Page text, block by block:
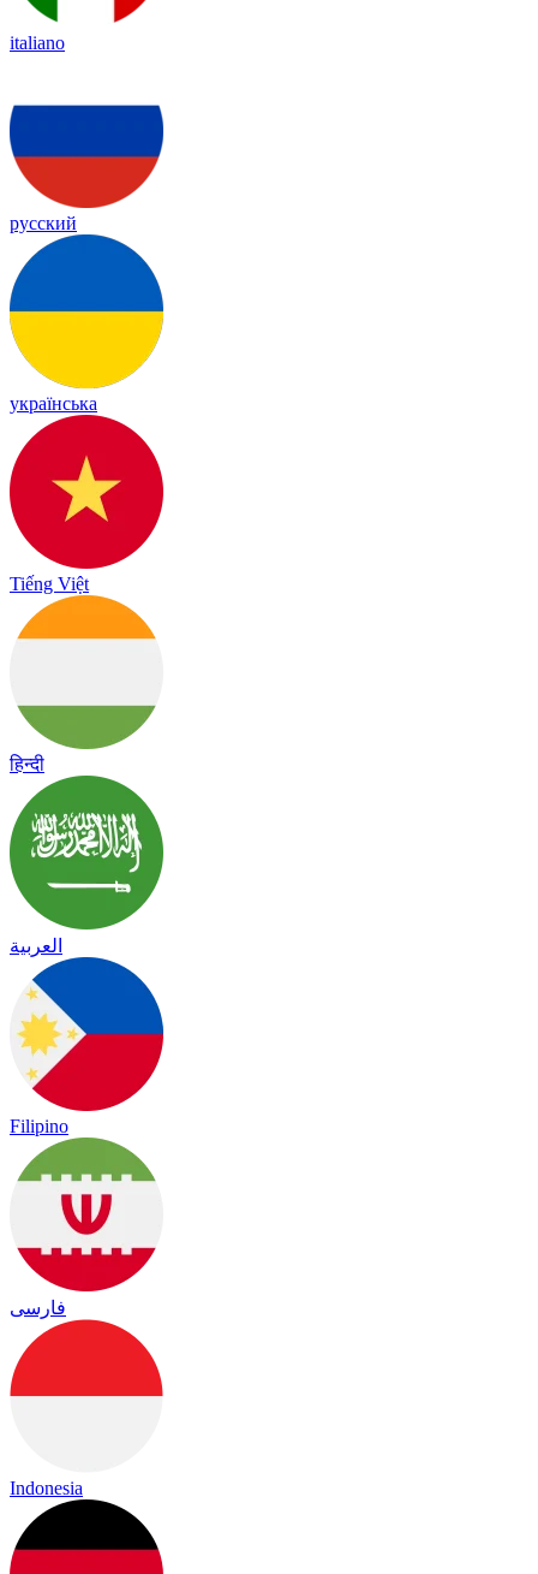
italiano
русский
українська
Tiếng Việt
हिन्दी
العربية
Filipino
فارسی
Indonesia